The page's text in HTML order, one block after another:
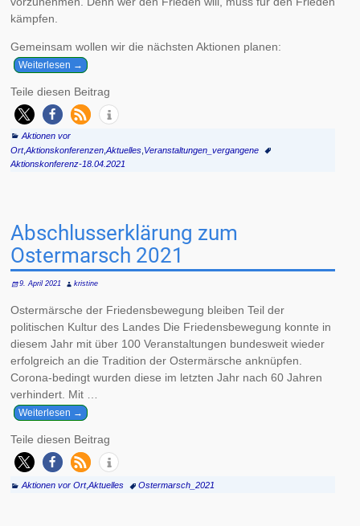
kämpfen.
Gemeinsam wollen wir die nächsten Aktionen planen:
Weiterlesen →
Teile diesen Beitrag
Aktionen vor
Ort,Aktionskonferenzen, Aktuelles, Veranstaltungen_vergangene
Aktionskonferenz-18.04.2021
Abschlusserklärung zum
Ostermarsch 2021
9. April 2021 kristine
Ostermärsche der Friedensbewegung bleiben Teil der
politischen Kultur des Landes Die Friedensbewegung konnte in
diesem Jahr mit über 100 Veranstaltungen bundesweit wieder
erfolgreich an die Tradition der Ostermärsche anknüpfen.
Corona-bedingt wurden diese im letzten Jahr nach 60 Jahren
verhindert. Mit …
Weiterlesen →
Teile diesen Beitrag
Aktionen vor Ort,Aktuelles Ostermarsch_2021